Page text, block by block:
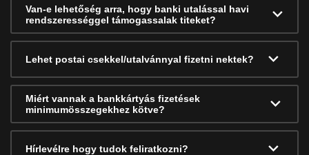
Van-e lehetőség arra, hogy banki utalással havi
rendszerességgel támogassalak titeket?
Lehet postai csekkel/utalvánnyal fizetni nektek?
Miért vannak a bankkártyás fizetések
minimumösszegekhez kötve?
Hírlevélre hogy tudok feliratkozni?